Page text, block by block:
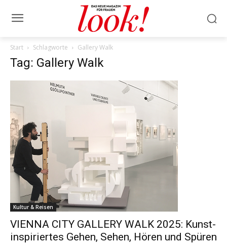
Start Schlagworte Gallery Walk
Tag: Gallery Walk
Kultur & Reisen
VIENNA CITY GALLERY WALK 2025: Kunst-
inspiriertes Gehen, Sehen, Hören und Spüren